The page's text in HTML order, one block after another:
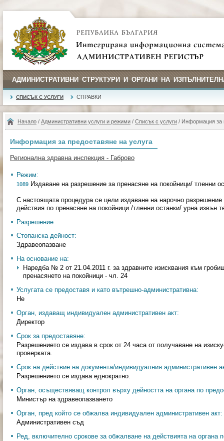
АДМИНИСТРАТИВНИ СТРУКТУРИ И ОРГАНИ НА
СПИСЪК С УСЛУГИ СПРАВКИ
Начало / Административни услуги и режими / Списък с услуги / Информация за
Информация за предоставяне на услуга
Регионална здравна инспекция - Габрово
Режим:
1089 Издаване на разрешение за пренасяне на покойници/ тленни
С настоящата процедура се цели издаване на нарочно
действия по пренасяне на покойници /тленни останки/ урна извън
Разрешение
Стопанска дейност:
Здравеопазване
На основание на:
Наредба № 2 от 21.04.2011 г. за здравните изисквания към
пренасянето на покойници - чл. 24
Услугата се предоставя и като вътрешно-административна:
Не
Орган, издаващ индивидуален административен акт:
Директор
Срок за предоставяне:
Разрешението се издава в срок от 24 часа от получаване на
проверката.
Срок на действие на документа/индивидуалния административен
Разрешението се издава еднократно.
Орган, осъществяващ контрол върху дейността на органа по
Министър на здравеопазването
Орган, пред който се обжалва индивидуален административен акт:
Административен съд
Ред, включително срокове за обжалване на действията на органа